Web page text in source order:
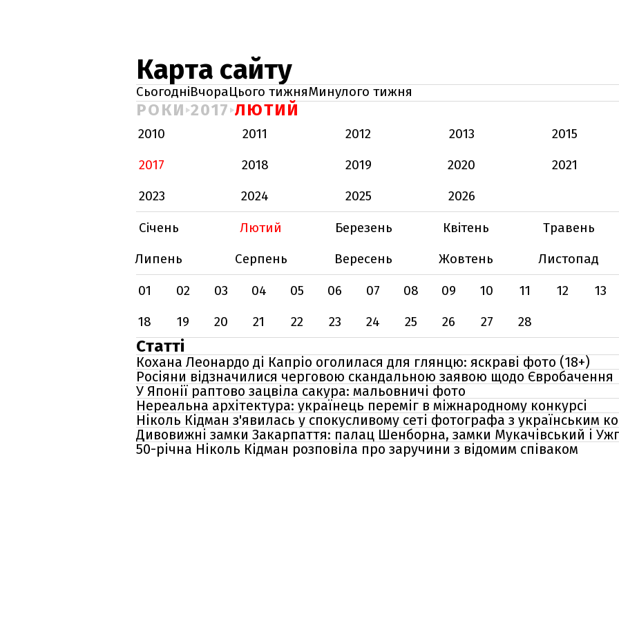
Карта сайту
СьогодніВчораЦього тижняМинулого тижня
РОКИ 2017 ЛЮТИЙ
2010 2011 2012 2013 2015
2017
2018 2019 2020 2021
2023
2024 2025
2026
Січень
Лютий Березень Квітень Травень
Липень
Серпень Вересень Жовтень Листопад
01
02 03 04 05 06 07 08 09 10 11 12 13
18
19 20 21 22 23 24 25 26 27 28
Статті
Кохана Леонардо ді Капріо оголилася для глянцю: яскраві фото (18+)
Росіяни відзначилися черговою скандальною заявою щодо Євробачення
У Японії раптово зацвіла сакура: мальовничі фото
Нереальна архітектура: українець переміг в міжнародному конкурсі
Ніколь Кідман з'явилась у спокусливому сеті фотографа з українським
Дивовижні замки Закарпаття: палац Шенборна, замки Мукачівський і
50-річна Ніколь Кідман розповіла про заручини з відомим співаком